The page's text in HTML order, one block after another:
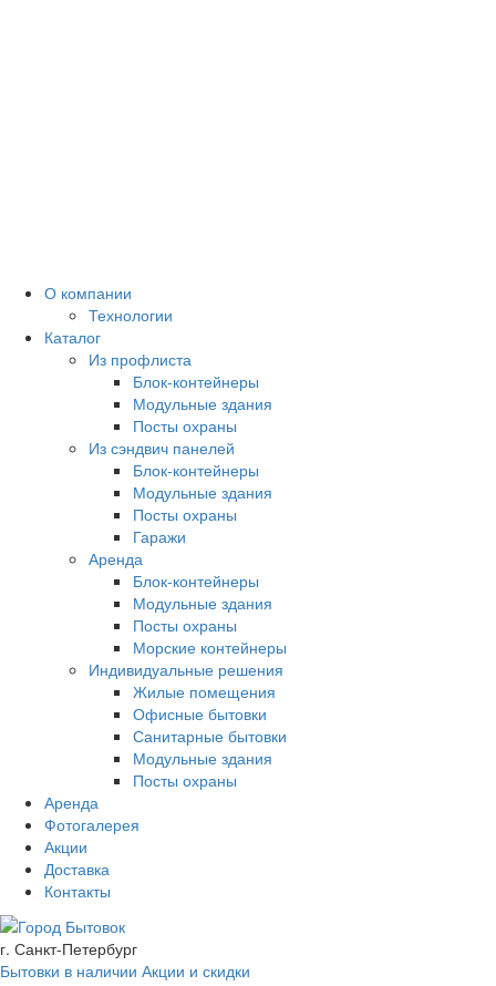
О компании
Технологии
Каталог
Из профлиста
Блок-контейнеры
Модульные здания
Посты охраны
Из сэндвич панелей
Блок-контейнеры
Модульные здания
Посты охраны
Гаражи
Аренда
Блок-контейнеры
Модульные здания
Посты охраны
Морские контейнеры
Индивидуальные решения
Жилые помещения
Офисные бытовки
Санитарные бытовки
Модульные здания
Посты охраны
Аренда
Фотогалерея
Акции
Доставка
Контакты
г. Санкт-Петербург
Бытовки в наличии Акции и скидки